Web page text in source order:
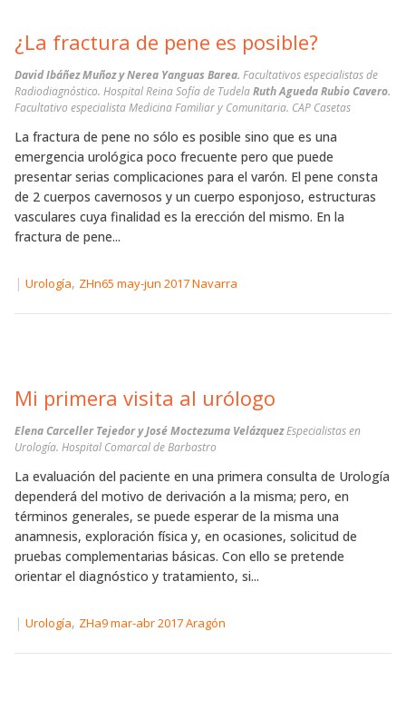
¿La fractura de pene es posible?
David Ibáñez Muñoz y Nerea Yanguas Barea. Facultativos especialistas de
Radiodiagnóstico. Hospital Reina Sofía de TudelaRuth Agueda Rubio Cavero.
Facultativo especialista Medicina Familiar y Comunitaria. CAP Casetas
La fractura de pene no sólo es posible sino que es una
emergencia urológica poco frecuente pero que puede
presentar serias complicaciones para el varón. El pene consta
de 2 cuerpos cavernosos y un cuerpo esponjoso, estructuras
vasculares cuya finalidad es la erección del mismo. En la
fractura de pene...
| Urología, ZHn65 may-jun 2017 Navarra
Mi primera visita al urólogo
Elena Carceller Tejedor y José Moctezuma VelázquezEspecialistas en
Urología. Hospital Comarcal de Barbastro
La evaluación del paciente en una primera consulta de Urología
dependerá del motivo de derivación a la misma; pero, en
términos generales, se puede esperar de la misma una
anamnesis, exploración física y, en ocasiones, solicitud de
pruebas complementarias básicas. Con ello se pretende
orientar el diagnóstico y tratamiento, si...
| Urología, ZHa9 mar-abr 2017 Aragón